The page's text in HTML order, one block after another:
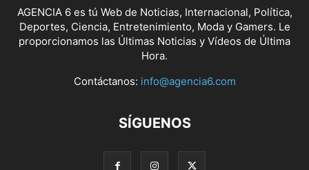
AGENCIA 6 es tú Web de Noticias, Internacional, Política,
Deportes, Ciencia, Entretenimiento, Moda y Gamers. Le
proporcionamos las Últimas Noticias y Vídeos de Última
Hora.
Contáctanos: info@agencia6.com
SÍGUENOS